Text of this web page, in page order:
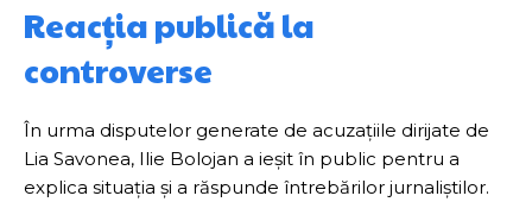
Reacția publică la
controverse
În urma disputelor generate de acuzațiile dirijate de
Lia Savonea, Ilie Bolojan a ieșit în public pentru a
explica situația și a răspunde întrebărilor jurnaliștilor.